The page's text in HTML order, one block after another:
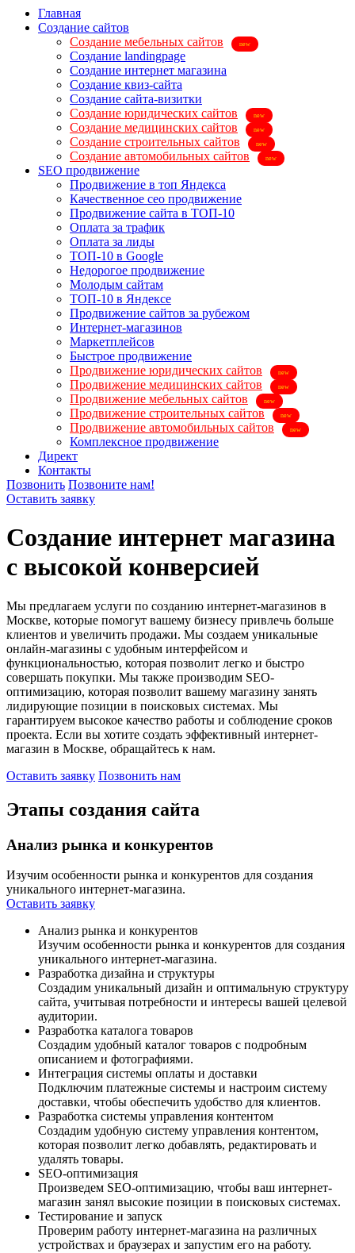
Главная
Создание сайтов
Создание мебельных сайтов
Создание landingpage
Создание интернет магазина
Создание квиз-сайта
Создание сайта-визитки
Создание юридических сайтов
Создание медицинских сайтов
Создание строительных сайтов
Создание автомобильных сайтов
SEO продвижение
Продвижение в топ Яндекса
Качественное сео продвижение
Продвижение сайта в ТОП-10
Оплата за трафик
Оплата за лиды
ТОП-10 в Google
Недорогое продвижение
Молодым сайтам
ТОП-10 в Яндексе
Продвижение сайтов за рубежом
Интернет-магазинов
Маркетплейсов
Быстрое продвижение
Продвижение юридических сайтов
Продвижение медицинских сайтов
Продвижение мебельных сайтов
Продвижение строительных сайтов
Продвижение автомобильных сайтов
Комплексное продвижение
Директ
Контакты
Позвонить Позвоните нам!
Оставить заявку
Создание интернет магазина
с высокой конверсией
Мы предлагаем услуги по созданию интернет-магазинов в
Москве, которые помогут вашему бизнесу привлечь больше
клиентов и увеличить продажи. Мы создаем уникальные
онлайн-магазины с удобным интерфейсом и
функциональностью, которая позволит легко и быстро
совершать покупки. Мы также производим SEO-
оптимизацию, которая позволит вашему магазину занять
лидирующие позиции в поисковых системах. Мы
гарантируем высокое качество работы и соблюдение сроков
проекта. Если вы хотите создать эффективный интернет-
магазин в Москве, обращайтесь к нам.
Оставить заявку Позвонить нам
Этапы создания сайта
Анализ рынка и конкурентов
Изучим особенности рынка и конкурентов для создания
уникального интернет-магазина.
Оставить заявку
Анализ рынка и конкурентов
Изучим особенности рынка и конкурентов для создания
уникального интернет-магазина.
Разработка дизайна и структуры
Создадим уникальный дизайн и оптимальную структуру
сайта, учитывая потребности и интересы вашей целевой
аудитории.
Разработка каталога товаров
Создадим удобный каталог товаров с подробным
описанием и фотографиями.
Интеграция системы оплаты и доставки
Подключим платежные системы и настроим систему
доставки, чтобы обеспечить удобство для клиентов.
Разработка системы управления контентом
Создадим удобную систему управления контентом,
которая позволит легко добавлять, редактировать и
удалять товары.
SEO-оптимизация
Произведем SEO-оптимизацию, чтобы ваш интернет-
магазин занял высокие позиции в поисковых системах.
Тестирование и запуск
Проверим работу интернет-магазина на различных
устройствах и браузерах и запустим его на работу.